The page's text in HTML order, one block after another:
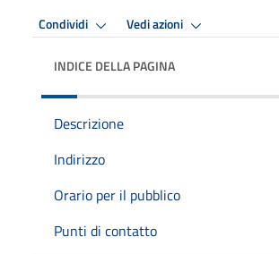
Condividi Vedi azioni
INDICE DELLA PAGINA
Descrizione
Indirizzo
Orario per il pubblico
Punti di contatto